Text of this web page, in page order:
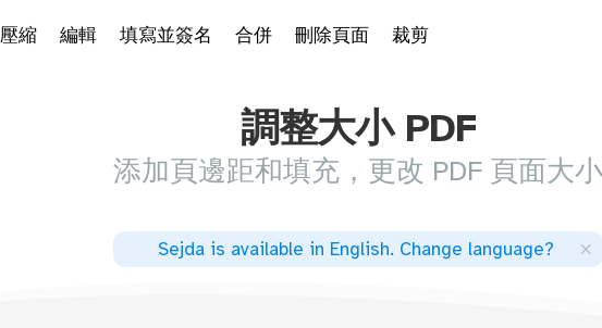
壓縮 編輯 填寫並簽名 合併 刪除頁面 裁剪
調整大小 PDF
添加頁邊距和填充，更改 PDF 頁面大小
Sejda is available in English. Change language? ×